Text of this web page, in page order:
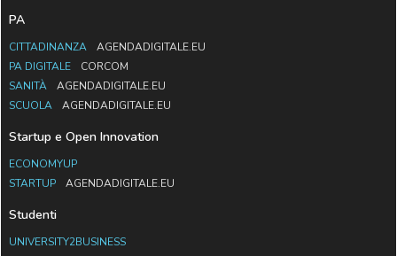
PA
CITTADINANZA
AGENDADIGITALE.EU
PA DIGITALE
CORCOM
SANITÀ
AGENDADIGITALE.EU
SCUOLA
AGENDADIGITALE.EU
Startup e Open Innovation
ECONOMYUP
STARTUP
AGENDADIGITALE.EU
Studenti
UNIVERSITY2BUSINESS